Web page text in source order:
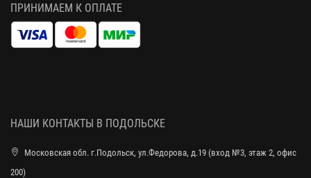
ПРИНИМАЕМ К ОПЛАТЕ
НАШИ КОНТАКТЫ В ПОДОЛЬСКЕ
Московская обл. г.Подольск, ул.Федорова, д.19 (вход №3, этаж 2, офис
200)